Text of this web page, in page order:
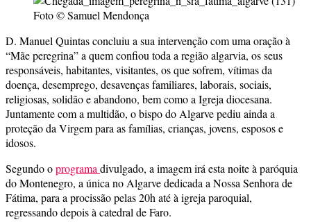
Foto © Samuel Mendonça
D. Manuel Quintas concluiu a sua intervenção com uma oração à
“Mãe peregrina” a quem confiou toda a região algarvia, os seus
responsáveis, habitantes, visitantes, os que sofrem, vítimas da
doença, desemprego, desavenças familiares, laborais, sociais,
religiosas, solidão e abandono, bem como a Igreja diocesana.
Juntamente com a multidão, o bispo do Algarve pediu ainda a
proteção da Virgem para as famílias, crianças, jovens, esposos e
idosos.
Segundo oprograma divulgado, a imagem irá esta noite à paróquia
do Montenegro, a única no Algarve dedicada a Nossa Senhora de
Fátima, para a procissão pelas 20h até à igreja paroquial,
regressando depois à catedral de Faro.